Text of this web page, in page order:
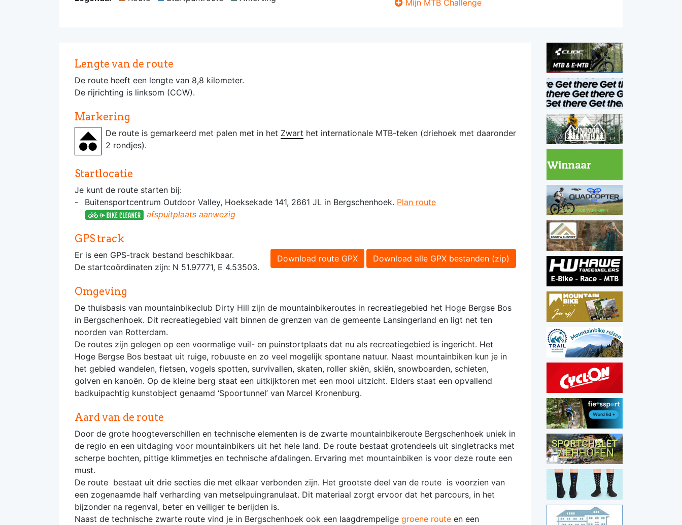
Mijn MTB Challenge
Lengte van de route
De route heeft een lengte van 8,8 kilometer.
De rijrichting is linksom (CCW).
Markering
De route is gemarkeerd met palen met in het Zwart het internationale MTB-teken (driehoek met daaronder
2 rondjes).
Startlocatie
Je kunt de route starten bij:
Buitensportcentrum Outdoor Valley, Hoeksekade 141, 2661 JL in Bergschenhoek. Plan route
afspuitplaats aanwezig
GPS track
Download alle GPX bestanden (zip)
Download route GPX
Er is een GPS-track bestand beschikbaar.
De startcoördinaten zijn: N 51.97771, E 4.53503.
Omgeving
De thuisbasis van mountainbikeclub Dirty Hill zijn de mountainbikeroutes in recreatiegebied het Hoge Bergse Bos
in Bergschenhoek. Dit recreatiegebied valt binnen de grenzen van de gemeente Lansingerland en ligt net ten
noorden van Rotterdam.
De routes zijn gelegen op een voormalige vuil- en puinstortplaats dat nu als recreatiegebied is ingericht. Het
Hoge Bergse Bos bestaat uit ruige, robuuste en zo veel mogelijk spontane natuur. Naast mountainbiken kun je in
het gebied wandelen, fietsen, vogels spotten, survivallen, skaten, roller skiën, skiën, snowboarden, schieten,
golven en kanoën. Op de kleine berg staat een uitkijktoren met een mooi uitzicht. Elders staat een opvallend
badkuipachtig kunstobject genaamd ‘Spoortunnel’ van Marcel Kronenburg.
Aard van de route
Door de grote hoogteverschillen en technische elementen is de zwarte mountainbikeroute Bergschenhoek uniek in
de regio en een uitdaging voor mountainbikers uit het hele land. De route bestaat grotendeels uit singletracks met
scherpe bochten, pittige klimmetjes en technische afdalingen. Ervaring met mountainbiken is voor deze route een
must.
De route bestaat uit drie secties die met elkaar verbonden zijn. Het grootste deel van de route is voorzien van
een zogenaamde half verharding van metselpuingranulaat. Dit materiaal zorgt ervoor dat het parcours, in het
bijzonder na regenval, beter en veiliger te berijden is.
Naast de technische zwarte route vind je in Bergschenhoek ook een laagdrempelige groene route en een